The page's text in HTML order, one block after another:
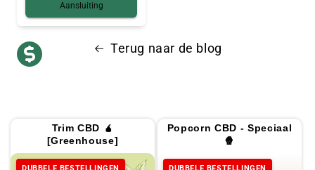
Terug naar de blog
Trim CBD 🧉
[Greenhouse]
DUBBELE BESTELLINGEN
Popcorn CBD - Speciaal
🍿
DUBBELE BESTELLINGEN
Aansluiting